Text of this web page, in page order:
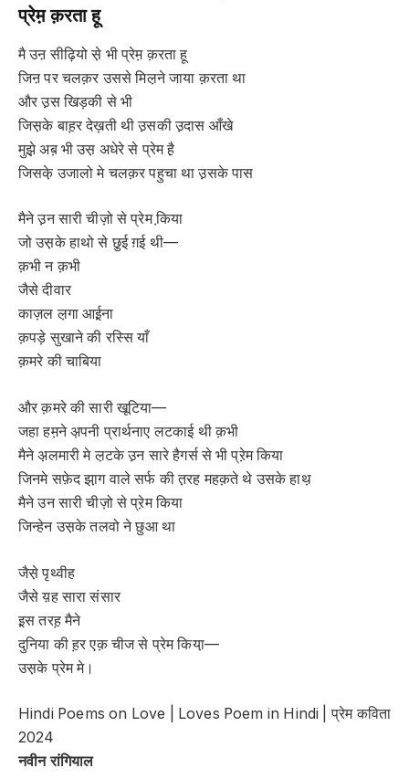
प्रेम़ क़रता हू
मै उऩ सीढ़ि‍यो से़ भी प्रेम़ क़रता हू
जिऩ पर चलक़र उससे मिल़ने जाया क़रता था
और उ़स खिड़की से भी
जिस़के बाह़र देख़ती थी उ़सकी उ़दास आँखे
मुझे़ अब़ भी उस़ अधेरे से प्रेम है़
जिसके़ उजालो मे चलक़र पहुचा था उ़सके पास
मैने उ़न सारी चीज़ो से प्रेम कि़या
जो उस़के हाथो से छु़ई ग़ई थी—
क़भी न क़भी
जैसे दीवार
काज़ल ल़गा आई़ना
क़पड़े सुखाने की रस्सि याँ
क़मरे की चाबिया
और क़मरे की सारी खूटिया—
जहा हम़ने अ़पनी प्रार्थनाए लटकाई थी क़भी
मैने अ़लमारी मे ल़टके उ़न सारे हैगर्स से भी प्रे़म किया
जिनमे सफ़ेद झा़ग वाले सर्फ की त़रह महक़ते थे उसके हाथ़
मैने उन सारी चीज़ो से प्रे़म किया
जिन्हेन उस़के तलवो ने छुआ था
जैसे़ पृथ्वीह
जैसे य़ह सारा संसार
इ़स तरह़ मैने
दुनिया की ह़र एक़ चीज से प्रेम किया़—
उस़के प्रेम मे।
Hindi Poems on Love | Loves Poem in Hindi | प्रेम कविता
2024
नवीन रांगियाल